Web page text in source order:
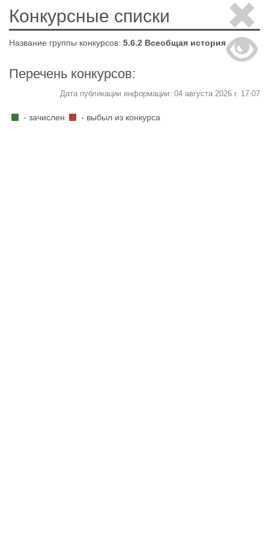
Конкурсные списки
Название группы конкурсов: 5.6.2 Всеобщая история
Перечень конкурсов:
Дата публикации информации: 04 августа 2026 г. 17:07
- зачислен - выбыл из конкурса